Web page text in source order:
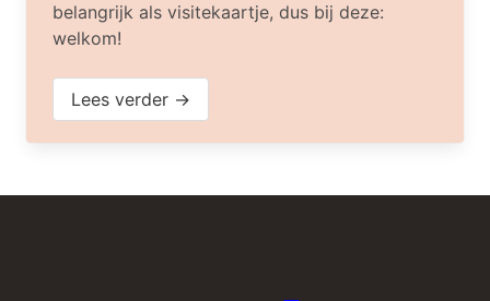
belangrijk als visitekaartje, dus bij deze:
welkom!
Lees verder →